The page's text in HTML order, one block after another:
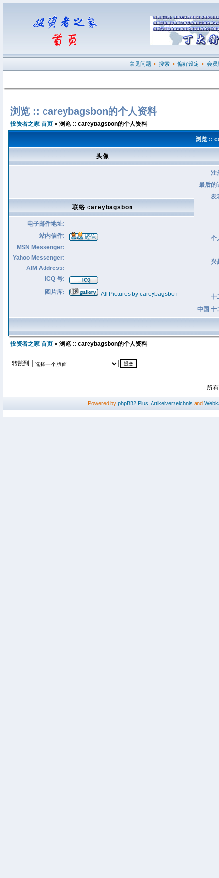
常见问题 • 搜索 • 偏好设定 • 会员
浏览 :: careybagsbon的个人资料
投资者之家 首页 » 浏览 :: careybagsbon的个人资料
浏览 ::
头像
注
最后的
发
个
兴
十
中国 十
联络 careybagsbon
电子邮件地址:
站内信件:
MSN Messenger:
Yahoo Messenger:
AIM Address:
ICQ 号:
图片库:
All Pictures by careybagsbon
投资者之家 首页 » 浏览 :: careybagsbon的个人资料
转跳到:
所
Powered by phpBB2 Plus Artikelverzeichnis and